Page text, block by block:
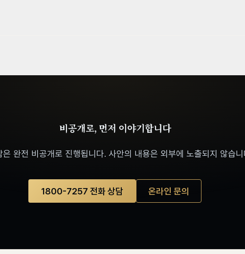
비공개로, 먼저 이야기합니다
은 완전 비공개로 진행됩니다. 사안의 내용은 외부에 노출되지 않습니
1800-7257 전화 상담 온라인 문의